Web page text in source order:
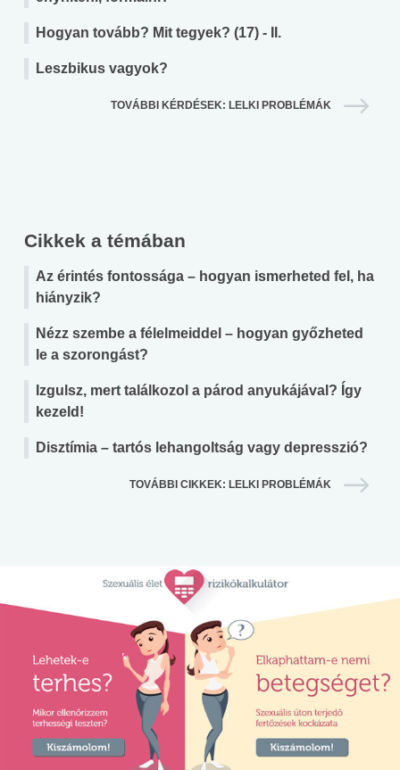
Hogyan tovább? Mit tegyek? (17) - II.
Leszbikus vagyok?
TOVÁBBI KÉRDÉSEK: LELKI PROBLÉMÁK
Cikkek a témában
Az érintés fontossága – hogyan ismerheted fel, ha
hiányzik?
Nézz szembe a félelmeiddel – hogyan győzheted
le a szorongást?
Izgulsz, mert találkozol a párod anyukájával? Így
kezeld!
Disztímia – tartós lehangoltság vagy depresszió?
TOVÁBBI CIKKEK: LELKI PROBLÉMÁK